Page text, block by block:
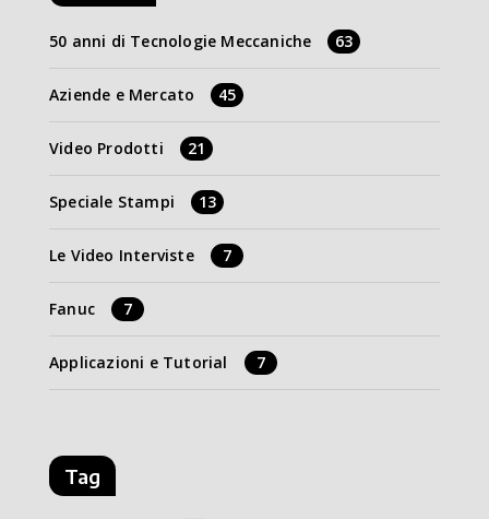
50 anni di Tecnologie Meccaniche 63
Aziende e Mercato 45
Video Prodotti 21
Speciale Stampi 13
Le Video Interviste 7
Fanuc 7
Applicazioni e Tutorial 7
Tag